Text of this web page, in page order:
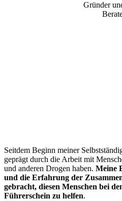
Gründer
Seitdem Beginn meiner
geprägt durch die Arbeit mit
und anderen Drogen haben. Meine
und die Erfahrung der
gebracht, diesen Menschen bei
Führerschein zu helfen.